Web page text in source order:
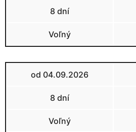
8 dní
Voľný
od 04.09.2026
8 dní
Voľný